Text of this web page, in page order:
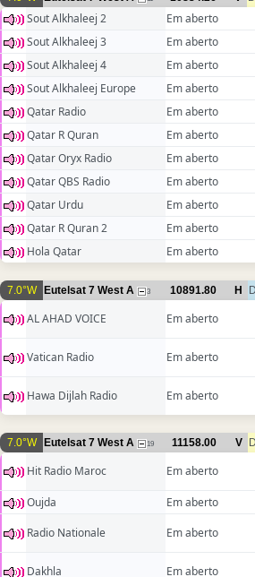
Sout Alkhaleej 2 Em aberto
Sout Alkhaleej 3
Em aberto
Sout Alkhaleej 4
Em aberto
Sout Alkhaleej Europe
Em aberto
Qatar Radio
Em aberto
Qatar R Quran
Em aberto
Qatar Oryx Radio
Em aberto
Qatar QBS Radio
Em aberto
Qatar Urdu
Em aberto
Qatar R Quran 2
Em aberto
Hola Qatar
Em aberto
7.0°W Eutelsat 7 West A 3 10891.80 H
AL AHAD VOICE Em aberto
Vatican Radio Em aberto
Hawa Dijlah Radio Em aberto
7.0°W Eutelsat 7 West A 19 11158.00 V
Hit Radio Maroc Em aberto
Oujda Em aberto
Radio Nationale
Em aberto
Dakhla Em aberto